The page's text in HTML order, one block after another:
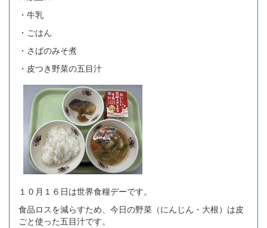
・牛乳
・ごはん
・さばのみそ煮
・皮つき野菜の五目汁
１０月１６日は世界食糧デーです。
食品ロスを減らすため、今日の野菜（にんじん・大根）は皮
ごと使った五目汁です。